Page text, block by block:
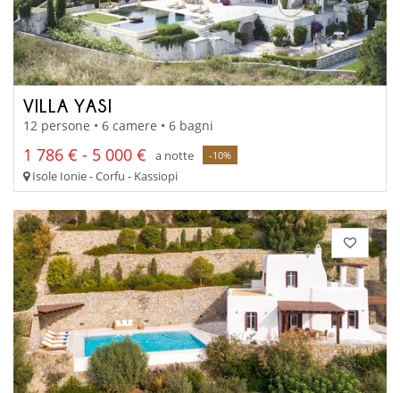
VILLA YASI
12 persone • 6 camere • 6 bagni
1 786 € - 5 000 € a notte -10%
Isole Ionie - Corfu - Kassiopi